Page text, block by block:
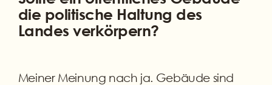
die politische Haltung des
Landes verkörpern?
Meiner Meinung nach ja. Gebäude sind